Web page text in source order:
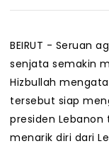
BEIRUT - Seruan
senjata semakin
Hizbullah
tersebut siap
presiden
menarik diri dari